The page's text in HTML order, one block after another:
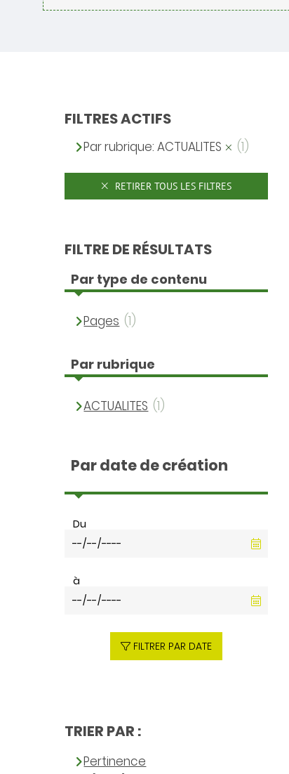
FILTRES ACTIFS
Par rubrique: ACTUALITES (1)
RETIRER TOUS LES FILTRES
FILTRE DE RÉSULTATS
Par type de contenu
Pages (1)
Par rubrique
ACTUALITES (1)
Par date de création
Du
à
FILTRER PAR DATE
TRIER PAR :
Pertinence